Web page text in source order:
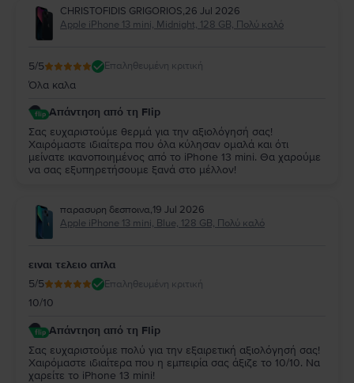
CHRISTOFIDIS GRIGORIOS,26 Jul 2026
Apple iPhone 13 mini, Midnight, 128 GB, Πολύ καλό
5/5 Επαληθευμένη κριτική
Όλα καλα
Απάντηση από τη Flip
Σας ευχαριστούμε θερμά για την αξιολόγησή σας!
Χαιρόμαστε ιδιαίτερα που όλα κύλησαν ομαλά και ότι
μείνατε ικανοποιημένος από το iPhone 13 mini. Θα χαρούμε
να σας εξυπηρετήσουμε ξανά στο μέλλον!
παρασυρη δεσποινα,19 Jul 2026
Apple iPhone 13 mini, Blue, 128 GB, Πολύ καλό
ειναι τελειο απλα
5/5 Επαληθευμένη κριτική
10/10
Απάντηση από τη Flip
Σας ευχαριστούμε πολύ για την εξαιρετική αξιολόγησή σας!
Χαιρόμαστε ιδιαίτερα που η εμπειρία σας άξιζε το 10/10. Να
χαρείτε το iPhone 13 mini!